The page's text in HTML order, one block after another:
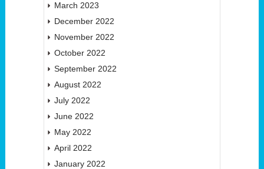
March 2023
December 2022
November 2022
October 2022
September 2022
August 2022
July 2022
June 2022
May 2022
April 2022
January 2022